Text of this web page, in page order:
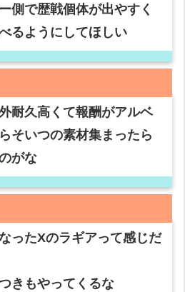
側で歴戦個体が出やすく
るようにしてほしい
耐久高くて報酬がアルベ
そいつの素材集まったら
がな
ったXのラギアって感じだ
きもやってくるな